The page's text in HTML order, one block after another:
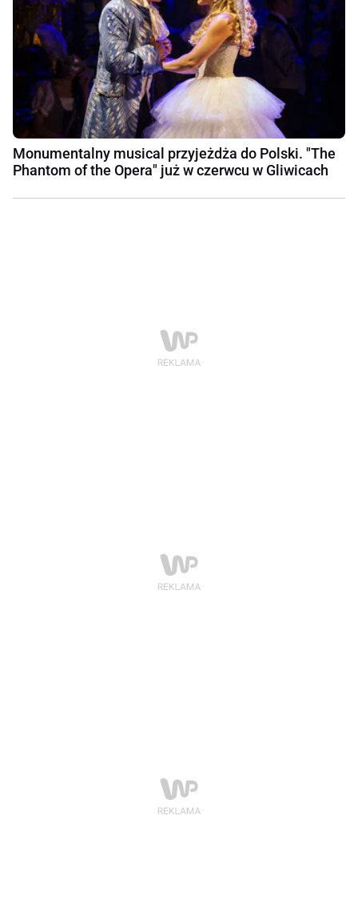
Monumentalny musical przyjeżdża do Polski. "The
Phantom of the Opera" już w czerwcu w Gliwicach